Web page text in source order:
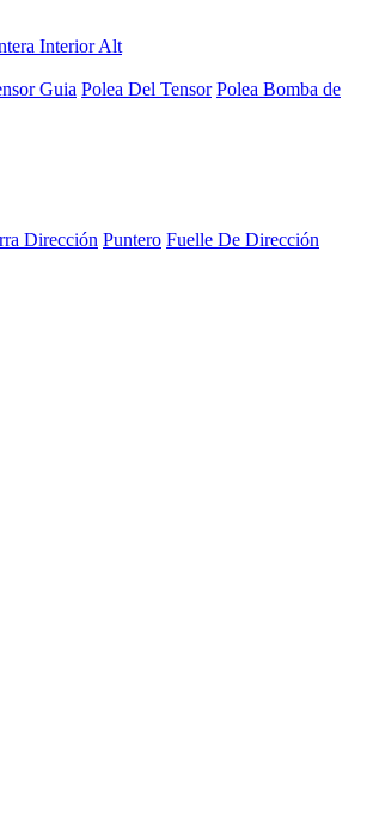
Interior Alt
Guia Polea Del Tensor Polea Bomba de
Dirección Puntero Fuelle De Dirección